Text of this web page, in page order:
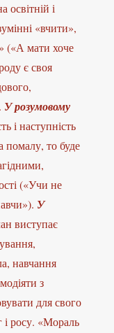
освітній і
«вчити»,
(«А мати хоче
є своя
У розумовому
і наступність
помалу, то буде
(«Учи не
У
виступає
навчання
з
для свого
і росу. «Мораль